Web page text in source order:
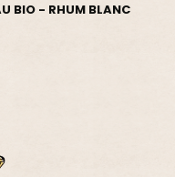
BIO - RHUM BLANC
€